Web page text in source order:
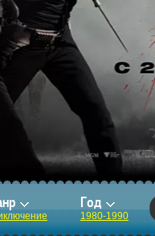
Год
1980-1990